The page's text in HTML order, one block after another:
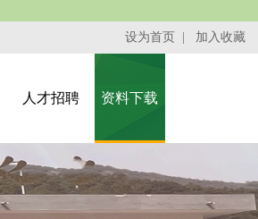
设为首页 加入收藏
人才招聘 资料下载